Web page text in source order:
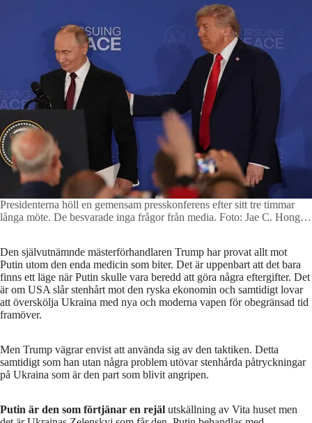
Presidenterna höll en gemensam presskonferens efter sitt tre timmar
långa möte. De besvarade inga frågor från media. Foto: Jae C. Hong /
Den självutnämnde mästerförhandlaren Trump har provat allt mot
Putin utom den enda medicin som biter. Det är uppenbart att det bara
finns ett läge när Putin skulle vara beredd att göra några eftergifter. Det
är om USA slår stenhårt mot den ryska ekonomin och samtidigt lovar
att överskölja Ukraina med nya och moderna vapen för obegränsad tid
framöver.
Men Trump vägrar envist att använda sig av den taktiken. Detta
samtidigt som han utan några problem utövar stenhårda påtryckningar
på Ukraina som är den part som blivit angripen.
Putin är den som förtjänar en rejäl utskällning av Vita huset men